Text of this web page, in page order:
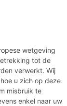
wetgeving
tot de
verwerkt. Wij
u zich op deze
misbruik te
enkel naar uw